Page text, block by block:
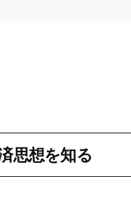
思想を知る